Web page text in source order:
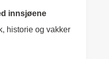
innsjøene
historie og vakker